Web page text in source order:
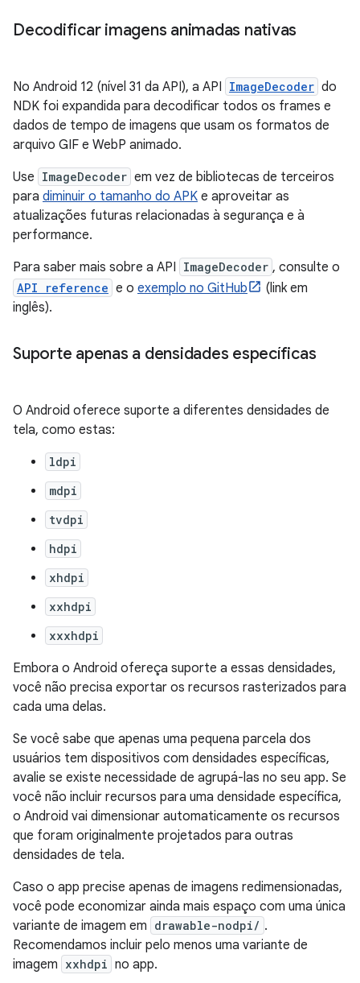
Decodificar imagens animadas nativas
No Android 12 (nível 31 da API), a API ImageDecoder do
NDK foi expandida para decodificar todos os frames e
dados de tempo de imagens que usam os formatos de
arquivo GIF e WebP animado.
Use ImageDecoder em vez de bibliotecas de terceiros
para diminuir o tamanho do APK e aproveitar as
atualizações futuras relacionadas à segurança e à
performance.
Para saber mais sobre a API ImageDecoder , consulte o
API reference e o exemplo no GitHub
(link em
inglês).
Suporte apenas a densidades específicas
O Android oferece suporte a diferentes densidades de
tela, como estas:
ldpi
mdpi
tvdpi
hdpi
xhdpi
xxhdpi
xxxhdpi
Embora o Android ofereça suporte a essas densidades,
você não precisa exportar os recursos rasterizados para
cada uma delas.
Se você sabe que apenas uma pequena parcela dos
usuários tem dispositivos com densidades específicas,
avalie se existe necessidade de agrupá-las no seu app. Se
você não incluir recursos para uma densidade específica,
o Android vai dimensionar automaticamente os recursos
que foram originalmente projetados para outras
densidades de tela.
Caso o app precise apenas de imagens redimensionadas,
você pode economizar ainda mais espaço com uma única
variante de imagem em drawable-nodpi/ .
Recomendamos incluir pelo menos uma variante de
imagem xxhdpi no app.